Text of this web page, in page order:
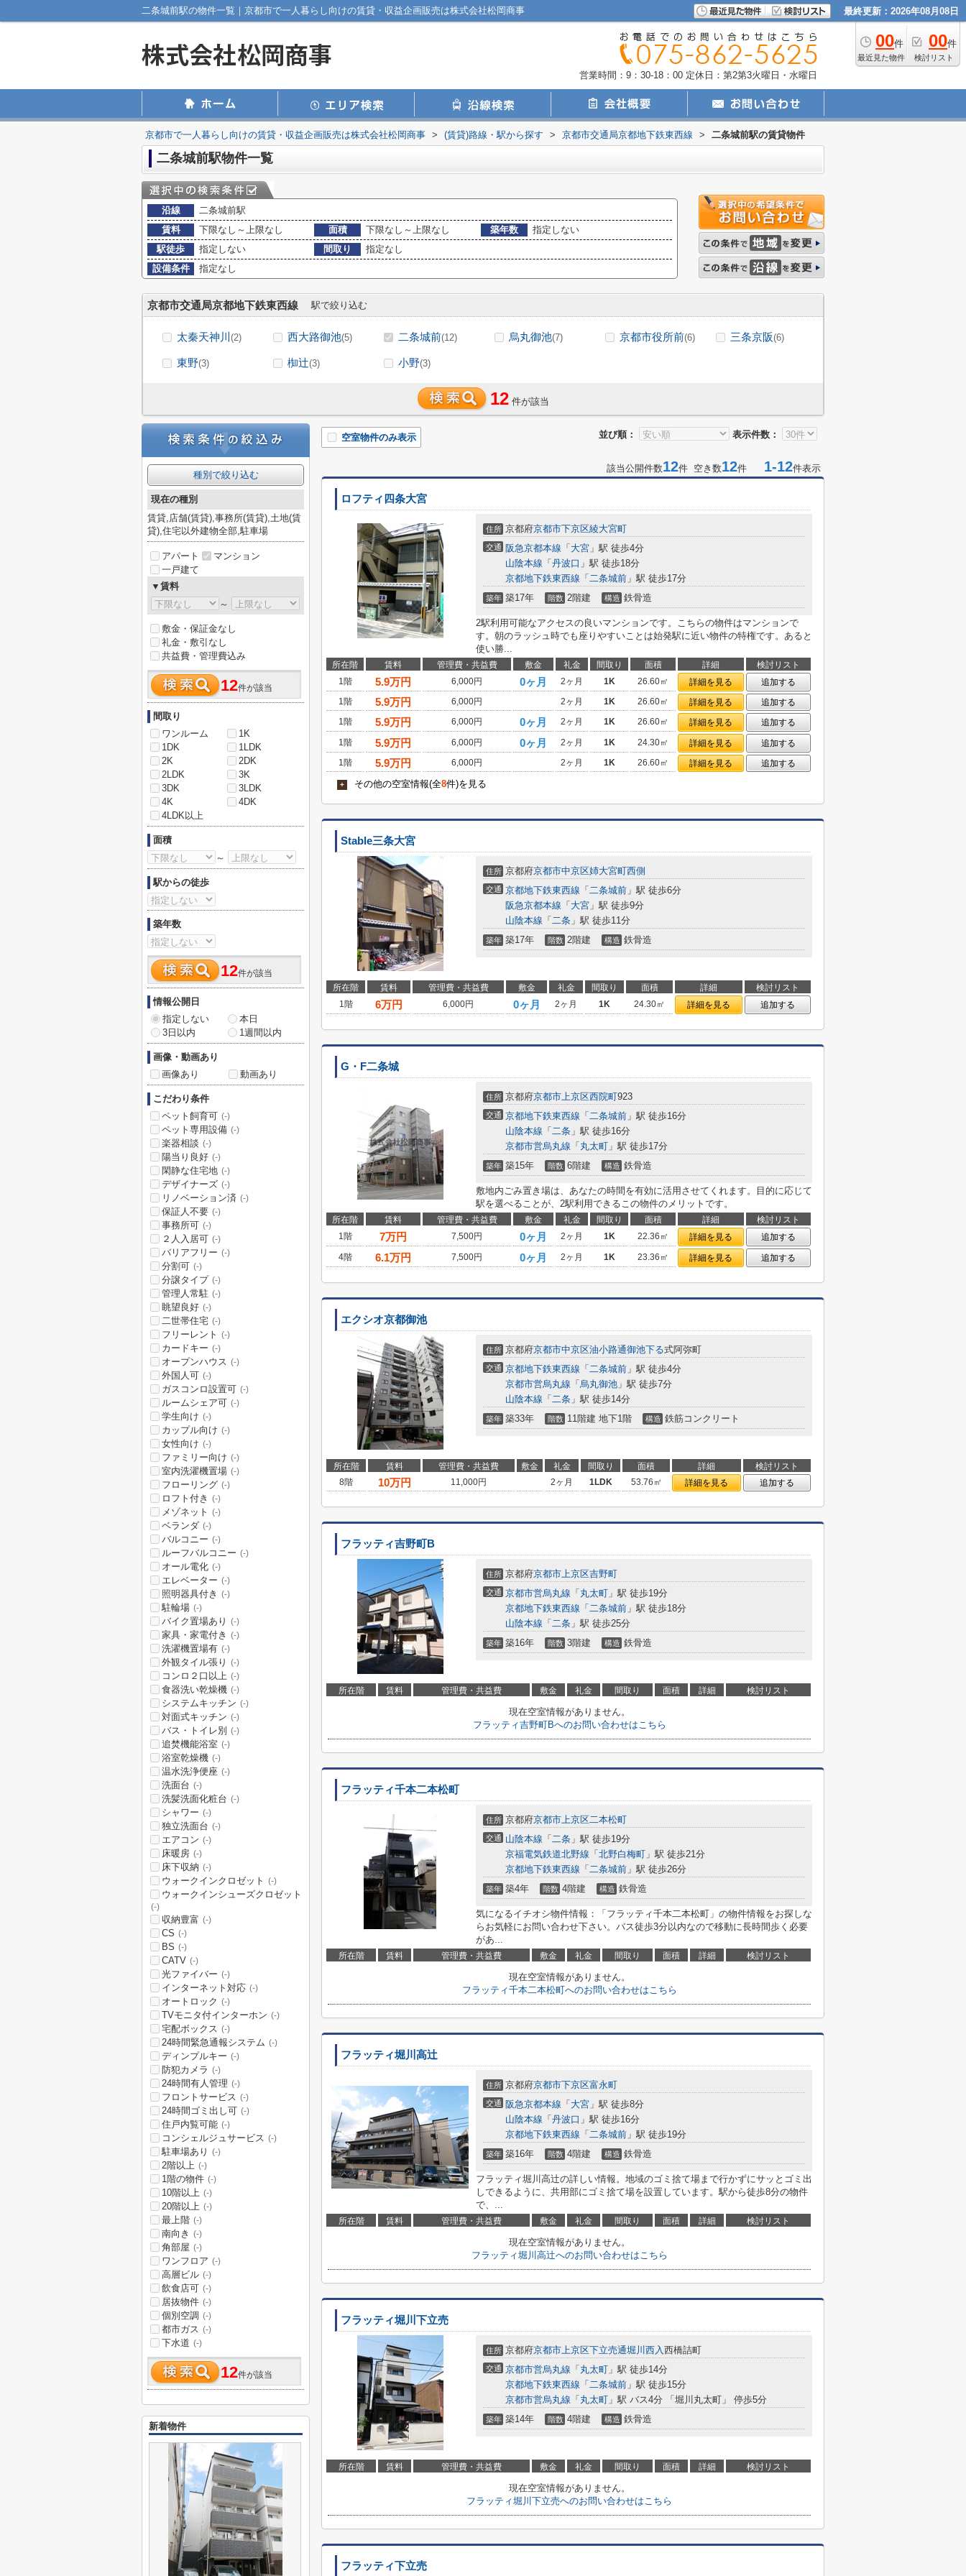
二条城前駅の物件一覧｜京都市で一人暮らし向けの賃貸・収益企画販売は株式会社松岡商事 最終更新：2026年08月08日
00件
最近見た物件
00件
検討リスト
営業時間：9：30-18：00 定休日：第2第3火曜日・水曜日
京都市で一人暮らし向けの賃貸・収益企画販売は株式会社松岡商事 > (賃貸)路線・駅から探す > 京都市交通局京都地下鉄東西線 > 二条城前駅の賃貸物件
二条城前駅物件一覧
沿線
二条城前駅
賃料
下限なし～上限なし 面積 下限なし～上限なし 築年数
指定しない
駅徒歩
指定しない 間取り
指定なし
設備条件
指定なし
京都市交通局京都地下鉄東西線 駅で絞り込む
太秦天神川 (2) 西大路御池(5) 二条城前(12) 烏丸御池(7) 京都市役所前(6) 三条京阪(6)
東野(3) 椥辻(3) 小野(3)
12 件が該当
並び順： 表示件数：
空室物件のみ表示
該当公開件数12件 空き数12件 1-12件表示
ロフティ四条大宮
住所 京都府京都市下京区綾大宮町
交通 阪急京都本線 「 大宮 」駅 徒歩4分
山陰本線 「 丹波口 」駅 徒歩18分
京都地下鉄東西線 「 二条城前 」駅 徒歩17分
築年 築17年 階数 2階建 構造 鉄骨造
2駅利用可能なアクセスの良いマンションです。こちらの物件はマンションで
す。朝のラッシュ時でも座りやすいことは始発駅に近い物件の特権です。あると
使い勝...
所在階 賃料 管理費・共益費 敷金 礼金 間取り 面積 詳細
検討リスト
1階
5.9万円 6,000円 0ヶ月 2ヶ月 1K 26.60㎡ 詳細を見る
追加する
1階
5.9万円 6,000円 2ヶ月 1K 26.60㎡ 詳細を見る
追加する
1階
5.9万円 6,000円 0ヶ月 2ヶ月 1K 26.60㎡ 詳細を見る
追加する
1階
5.9万円 6,000円 0ヶ月 2ヶ月 1K 24.30㎡ 詳細を見る
追加する
1階
5.9万円 6,000円 2ヶ月 1K 26.60㎡ 詳細を見る 追加する
+ その他の空室情報(全8件)を見る
Stable三条大宮
住所 京都府京都市中京区姉大宮町西側
交通 京都地下鉄東西線 「 二条城前 」駅 徒歩6分
阪急京都本線 「 大宮 」駅 徒歩9分
山陰本線 「 二条 」駅 徒歩11分
築年 築17年 階数 2階建 構造 鉄骨造
所在階 賃料 管理費・共益費 敷金 礼金 間取り 面積 詳細
検討リスト
1階
6万円 6,000円 0ヶ月 2ヶ月 1K 24.30㎡ 詳細を見る 追加する
G・F二条城
住所 京都府京都市上京区西院町923
交通 京都地下鉄東西線 「 二条城前 」駅 徒歩16分
山陰本線 「 二条 」駅 徒歩16分
京都市営烏丸線 「 丸太町 」駅 徒歩17分
築年 築15年 階数 6階建 構造 鉄骨造
敷地内ごみ置き場は、あなたの時間を有効に活用させてくれます。目的に応じて
駅を選べることが、2駅利用できるこの物件のメリットです。
所在階 賃料 管理費・共益費 敷金 礼金 間取り 面積 詳細
検討リスト
1階
7万円 7,500円 0ヶ月 2ヶ月 1K 22.36㎡ 詳細を見る
追加する
4階
6.1万円 7,500円 0ヶ月 2ヶ月 1K 23.36㎡ 詳細を見る 追加する
エクシオ京都御池
住所 京都府京都市中京区油小路通御池下る式阿弥町
交通 京都地下鉄東西線 「 二条城前 」駅 徒歩4分
京都市営烏丸線 「 烏丸御池 」駅 徒歩7分
山陰本線 「 二条 」駅 徒歩14分
築年 築33年 階数 11階建 地下1階 構造 鉄筋コンクリート
所在階 賃料 管理費・共益費 敷金 礼金 間取り 面積 詳細
検討リスト
8階
10万円 11,000円 2ヶ月 1LDK 53.76㎡ 詳細を見る 追加する
フラッティ吉野町B
住所 京都府京都市上京区吉野町
交通 京都市営烏丸線 「 丸太町 」駅 徒歩19分
京都地下鉄東西線 「 二条城前 」駅 徒歩18分
山陰本線 「 二条 」駅 徒歩25分
築年 築16年 階数 3階建 構造 鉄骨造
所在階 賃料 管理費・共益費 敷金 礼金 間取り 面積 詳細 検討リスト
現在空室情報がありません。
フラッティ吉野町Bへのお問い合わせはこちら
フラッティ千本二本松町
住所 京都府京都市上京区二本松町
交通 山陰本線 「 二条 」駅 徒歩19分
京福電気鉄道北野線 「 北野白梅町 」駅 徒歩21分
京都地下鉄東西線 「 二条城前 」駅 徒歩26分
築年 築4年 階数 4階建 構造 鉄骨造
気になるイチオシ物件情報：「フラッティ千本二本松町」の物件情報をお探しな
らお気軽にお問い合わせ下さい。バス徒歩3分以内なので移動に長時間歩く必要
があ...
所在階 賃料 管理費・共益費 敷金 礼金 間取り 面積 詳細 検討リスト
現在空室情報がありません。
フラッティ千本二本松町へのお問い合わせはこちら
フラッティ堀川高辻
住所 京都府京都市下京区富永町
交通 阪急京都本線 「 大宮 」駅 徒歩8分
山陰本線 「 丹波口 」駅 徒歩16分
京都地下鉄東西線 「 二条城前 」駅 徒歩19分
築年 築16年 階数 4階建 構造 鉄骨造
フラッティ堀川高辻の詳しい情報。地域のゴミ捨て場まで行かずにサッとゴミ出
しできるように、共用部にゴミ捨て場を設置しています。駅から徒歩8分の物件
で、...
所在階 賃料 管理費・共益費 敷金 礼金 間取り 面積 詳細 検討リスト
現在空室情報がありません。
フラッティ堀川高辻へのお問い合わせはこちら
フラッティ堀川下立売
住所 京都府京都市上京区下立売通堀川西入西橋詰町
交通 京都市営烏丸線 「 丸太町 」駅 徒歩14分
京都地下鉄東西線 「 二条城前 」駅 徒歩15分
京都市営烏丸線 「 丸太町 」駅 バス4分 「堀川丸太町」 停歩5分
築年 築14年 階数 4階建 構造 鉄骨造
所在階 賃料 管理費・共益費 敷金 礼金 間取り 面積 詳細 検討リスト
現在空室情報がありません。
フラッティ堀川下立売へのお問い合わせはこちら
フラッティ下立売
種別で絞り込む
現在の種別
賃貸,店舗(賃貸),事務所(賃貸),土地(賃
貸),住宅以外建物全部,駐車場
アパート
マンション
一戸建て
▼賃料
～
敷金・保証金なし
礼金・敷引なし
共益費・管理費込み
12件が該当
間取り
ワンルーム
1K
1DK
1LDK
2K
2DK
2LDK
3K
3DK
3LDK
4K
4DK
4LDK以上
面積
～
駅からの徒歩
築年数
12件が該当
情報公開日
指定しない
本日
3日以内
1週間以内
画像・動画あり
画像あり
動画あり
こだわり条件
ペット飼育可 (-)
ペット専用設備 (-)
楽器相談 (-)
陽当り良好 (-)
閑静な住宅地 (-)
デザイナーズ (-)
リノベーション済 (-)
保証人不要 (-)
事務所可 (-)
２人入居可 (-)
バリアフリー (-)
分割可 (-)
分譲タイプ (-)
管理人常駐 (-)
眺望良好 (-)
二世帯住宅 (-)
フリーレント (-)
カードキー (-)
オープンハウス (-)
外国人可 (-)
ガスコンロ設置可 (-)
ルームシェア可 (-)
学生向け (-)
カップル向け (-)
女性向け (-)
ファミリー向け (-)
室内洗濯機置場 (-)
フローリング (-)
ロフト付き (-)
メゾネット (-)
ベランダ (-)
バルコニー (-)
ルーフバルコニー (-)
オール電化 (-)
エレベーター (-)
照明器具付き (-)
駐輪場 (-)
バイク置場あり (-)
家具・家電付き (-)
洗濯機置場有 (-)
外観タイル張り (-)
コンロ２口以上 (-)
食器洗い乾燥機 (-)
システムキッチン (-)
対面式キッチン (-)
バス・トイレ別 (-)
追焚機能浴室 (-)
浴室乾燥機 (-)
温水洗浄便座 (-)
洗面台 (-)
洗髪洗面化粧台 (-)
シャワー (-)
独立洗面台 (-)
エアコン (-)
床暖房 (-)
床下収納 (-)
ウォークインクロゼット (-)
ウォークインシューズクロゼット
(-)
収納豊富 (-)
CS (-)
BS (-)
CATV (-)
光ファイバー (-)
インターネット対応 (-)
オートロック (-)
TVモニタ付インターホン (-)
宅配ボックス (-)
24時間緊急通報システム (-)
ディンプルキー (-)
防犯カメラ (-)
24時間有人管理 (-)
フロントサービス (-)
24時間ゴミ出し可 (-)
住戸内覧可能 (-)
コンシェルジュサービス (-)
駐車場あり (-)
2階以上 (-)
1階の物件 (-)
10階以上 (-)
20階以上 (-)
最上階 (-)
南向き (-)
角部屋 (-)
ワンフロア (-)
高層ビル (-)
飲食店可 (-)
居抜物件 (-)
個別空調 (-)
都市ガス (-)
下水道 (-)
12件が該当
新着物件